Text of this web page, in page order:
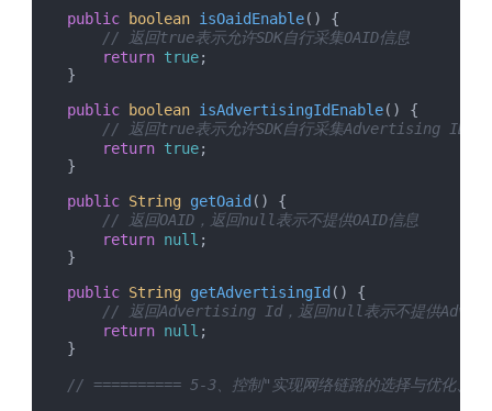
public boolean isOaidEnable( ) {
// 返回true表示允许SDK自行采集OAID信息
return true;
    }
public
boolean isAdvertisingIdEnable( ) {
// 返回true表示允许SDK自行采集Advertising ID信
return true;
    }
public String getOaid ( ) {
// 返回OAID，返回null表示不提供OAID信息
return null ;
    }
public String getAdvertisingId ( ) {
// 返回Advertising Id，返回null表示不提供
return null ;
    }
// ========== 5-3、控制"实现网络链路的选择与优化、检